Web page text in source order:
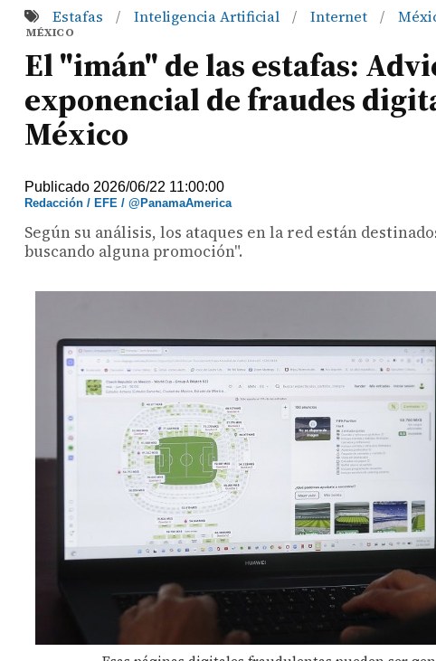
Estafas / Inteligencia Artificial / Internet /
MÉXICO
El "imán" de las estafas:
exponencial de fraudes
México
Publicado 2026/06/22 11:00:00
Redacción / EFE / @PanamaAmerica
Según su análisis, los ataques en la red están
buscando alguna promoción".